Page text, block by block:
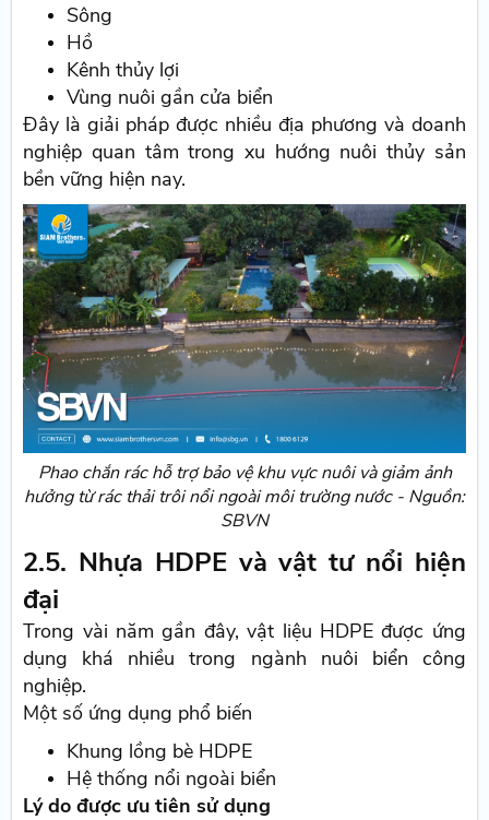
Sông
Hồ
Kênh thủy lợi
Vùng nuôi gần cửa biển
Đây là giải pháp được nhiều địa phương và doanh
nghiệp quan tâm trong xu hướng nuôi thủy sản
bền vững hiện nay.
Phao chắn rác hỗ trợ bảo vệ khu vực nuôi và giảm ảnh
hưởng từ rác thải trôi nổi ngoài môi trường nước - Nguồn:
SBVN
2.5. Nhựa HDPE và vật tư nổi hiện
đại
Trong vài năm gần đây, vật liệu HDPE được ứng
dụng khá nhiều trong ngành nuôi biển công
nghiệp.
Một số ứng dụng phổ biến
Khung lồng bè HDPE
Hệ thống nổi ngoài biển
Lý do được ưu tiên sử dụng